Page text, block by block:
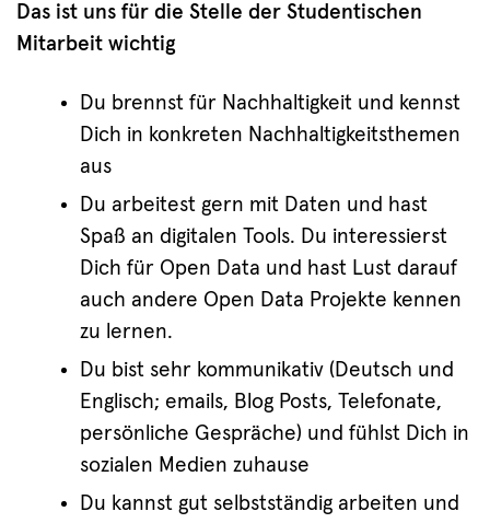
Das ist uns für die Stelle der Studentischen
Mitarbeit wichtig
Du brennst für Nachhaltigkeit und kennst
Dich in konkreten Nachhaltigkeitsthemen
aus
Du arbeitest gern mit Daten und hast
Spaß an digitalen Tools. Du interessierst
Dich für Open Data und hast Lust darauf
auch andere Open Data Projekte kennen
zu lernen.
Du bist sehr kommunikativ (Deutsch und
Englisch; emails, Blog Posts, Telefonate,
persönliche Gespräche) und fühlst Dich in
sozialen Medien zuhause
Du kannst gut selbstständig arbeiten und